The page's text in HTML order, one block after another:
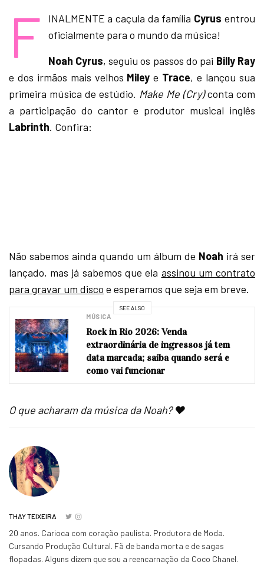
F INALMENTE a caçula da família Cyrus entrou
oficialmente para o mundo da música!
Noah Cyrus, seguiu os passos do pai Billy Ray
e dos irmãos mais velhos Miley e Trace, e lançou sua
primeira música de estúdio. Make Me (Cry)conta com
a participação do cantor e produtor musical inglês
Labrinth. Confira:
Não sabemos ainda quando um álbum de Noah irá ser
lançado, mas já sabemos que ela assinou um contrato
para gravar um disco e esperamos que seja em breve.
SEE ALSO
MÚSICA
Rock in Rio 2026: Venda
extraordinária de ingressos já tem
data marcada; saiba quando será e
como vai funcionar
O que acharam da música da Noah? ♥
THAY TEIXEIRA
20 anos. Carioca com coração paulista. Produtora de Moda.
Cursando Produção Cultural. Fã de banda morta e de sagas
flopadas. Alguns dizem que sou a reencarnação da Coco Chanel.